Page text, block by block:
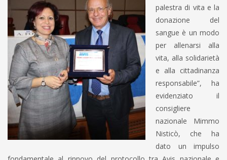
palestra di vita e la
donazione del
sangue è un modo
per allenarsi alla
vita, alla solidarietà
e alla cittadinanza
responsabile”, ha
evidenziato il
consigliere
nazionale Mimmo
Nisticò, che ha
dato un impulso